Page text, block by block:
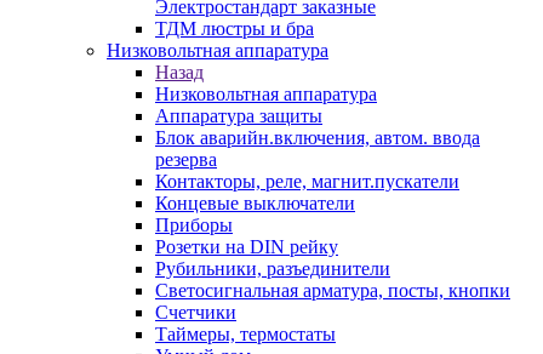
Электростандарт заказные
ТДМ люстры и бра
Низковольтная аппаратура
Назад
Низковольтная аппаратура
Аппаратура защиты
Блок аварийн.включения, автом. ввода
резерва
Контакторы, реле, магнит.пускатели
Концевые выключатели
Приборы
Розетки на DIN рейку
Рубильники, разъединители
Светосигнальная арматура, посты, кнопки
Счетчики
Таймеры, термостаты